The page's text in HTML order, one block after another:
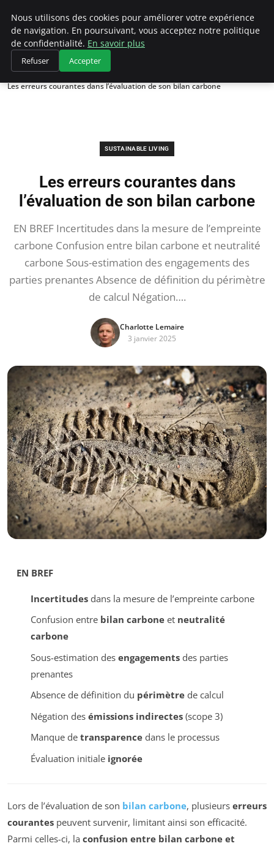
Climategatecountryclub.com
Accueil
Sustainable Living
Les erreurs courantes dans l’évaluation de son bilan carbone
SUSTAINABLE LIVING
Les erreurs courantes dans
l’évaluation de son bilan carbone
EN BREF Incertitudes dans la mesure de l’empreinte
carbone Confusion entre bilan carbone et neutralité
carbone Sous-estimation des engagements des
parties prenantes Absence de définition du périmètre
de calcul Négation….
Charlotte Lemaire
3 janvier 2025
EN BREF
Incertitudesdans la mesure de l’empreinte carbone
Confusion entre bilan carboneet neutralité
carbone
Sous-estimation des engagementsdes parties
prenantes
Absence de définition du périmètrede calcul
Négation des émissions indirectes(scope 3)
Manque de transparencedans le processus
Évaluation initiale ignorée
Lors de l’évaluation de son bilan carbone, plusieurs erreurs
courantes peuvent survenir, limitant ainsi son efficacité.
Parmi celles-ci, la confusion entre bilan carbone et
Nous utilisons des cookies pour améliorer votre expérience
de navigation. En poursuivant, vous acceptez notre politique
de confidentialité. En savoir plus
Refuser Accepter